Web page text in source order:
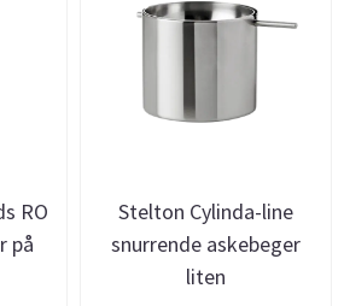
RO
på
Stelton Cylinda-line
snurrende askebeger
liten